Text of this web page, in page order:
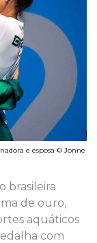
e esposa © Jonne
brasileira
de ouro,
aquáticos
com